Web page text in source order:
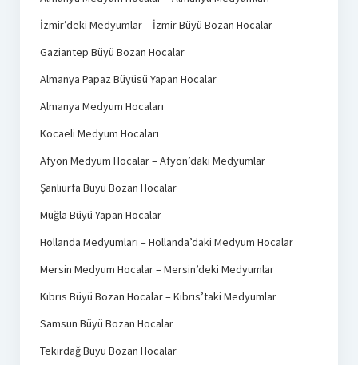
İzmir’deki Medyumlar – İzmir Büyü Bozan Hocalar
Gaziantep Büyü Bozan Hocalar
Almanya Papaz Büyüsü Yapan Hocalar
Almanya Medyum Hocaları
Kocaeli Medyum Hocaları
Afyon Medyum Hocalar – Afyon’daki Medyumlar
Şanlıurfa Büyü Bozan Hocalar
Muğla Büyü Yapan Hocalar
Hollanda Medyumları – Hollanda’daki Medyum Hocalar
Mersin Medyum Hocalar – Mersin’deki Medyumlar
Kıbrıs Büyü Bozan Hocalar – Kıbrıs’taki Medyumlar
Samsun Büyü Bozan Hocalar
Tekirdağ Büyü Bozan Hocalar